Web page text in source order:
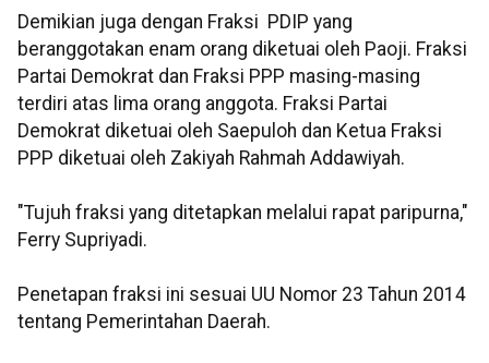
Demikian juga dengan Fraksi PDIP yang
beranggotakan enam orang diketuai oleh Paoji. Fraksi
Partai Demokrat dan Fraksi PPP masing-masing
terdiri atas lima orang anggota. Fraksi Partai
Demokrat diketuai oleh Saepuloh dan Ketua Fraksi
PPP diketuai oleh Zakiyah Rahmah Addawiyah.
"Tujuh fraksi yang ditetapkan melalui rapat paripurna,"
Ferry Supriyadi.
Penetapan fraksi ini sesuai UU Nomor 23 Tahun 2014
tentang Pemerintahan Daerah.